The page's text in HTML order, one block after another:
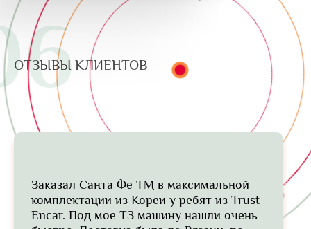
ОТЗЫВЫ КЛИЕНТОВ
Заказал Санта Фе ТМ в максимальной
комплектации из Кореи у ребят из Trust
Encar. Под мое ТЗ машину нашли очень